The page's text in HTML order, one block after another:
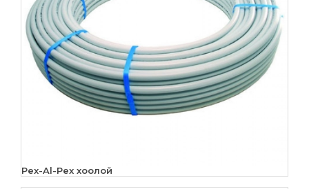
Pex-Al-Pex хоолой